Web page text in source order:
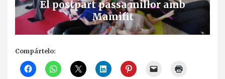
El postpart passa millor amb
Mamifit
Compártelo: